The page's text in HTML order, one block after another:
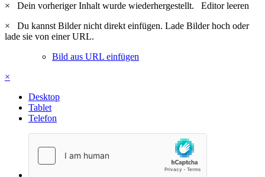
×
Dein vorheriger Inhalt wurde wiederhergestellt. Editor leeren
×
Du kannst Bilder nicht direkt einfügen. Lade Bilder hoch oder
lade sie von einer URL.
Bild aus URL einfügen
×
Desktop
Tablet
Telefon